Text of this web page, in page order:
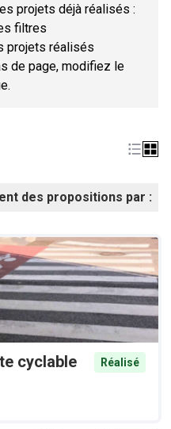
projets déjà réalisés :
filtres
projets réalisés
de page, modifiez le
des propositions par :
cyclable
Réalisé